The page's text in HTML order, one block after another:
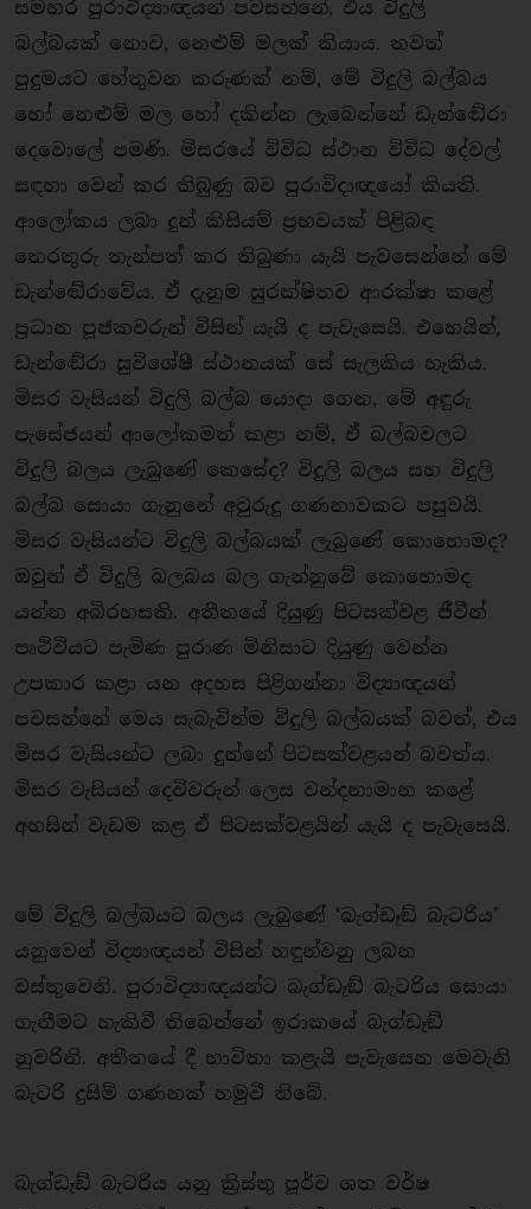
සමහර පුරාවිද්‍යාඥයන් පවසන්නේ, එය විදුලි
බල්බයක් නොව, නෙළුම් මලක් කියාය. තවත්
පුදුමයට හේතුවන කරුණක් නම්, මේ විදුලි බල්බය
හෝ නෙළුම් මල හෝ දකින්න ලැබෙන්නේ ඩැන්ඬේරා
දෙවොලේ පමණි. මිසරයේ විවිධ ස්ථාන විවිධ දේවල්
සඳහා වෙන් කර තිබුණු බව පුරාවිදාඥයෝ කියති.
ආලෝකය ලබා දුන් කිසියම් ප්‍රභවයක් පිළිබඳ
තෙරතුරු තැන්පත් කර තිබුණා යැයි පැවසෙන්නේ මේ
ඩැන්ඬේරාවේය. ඒ දැනුම සුරක්ෂිතව ආරක්ෂා කළේ
ප්‍රධාන පූජකවරුන් විසින් යැයි ද පැවැසෙයි. එහෙයින්,
ඩැන්ඬේරා සුවිශේෂී ස්ථානයක් සේ සැලකිය හැකිය.
මිසර වැසියන් විදුලි බල්බ යොදා ගෙන, මේ අඳුරු
පැසේජයන් ආලෝකමත් කළා නම්, ඒ බල්බවලට
විදුලි බලය ලැබුණේ කෙසේද? විදුලි බලය සහ විදුලි
බල්බ සොයා ගැනුනේ අවුරුදු ගණනාවකට පසුවයි.
මිසර වැසියන්ට විදුලි බල්බයක් ලැබුණේ කොහොමද?
ඔවුන් ඒ විදුලි බලබය බල ගැන්නුවේ කොහොමද
යන්න අබිරහසකි. අතීතයේ දියුණු පිටසක්වළ ජීවීන්
පෘථිවියට පැමිණ පුරාණ මිනිසාට දියුණු වෙන්න
උපකාර කළා යන අදහස පිළිගන්නා විද්‍යාඥයන්
පවසන්නේ මෙය සැබැවින්ම විදුලි බල්බයක් බවත්, එය
මිසර වැසියන්ට ලබා දුන්නේ පිටසක්වළයන් බවත්ය.
මිසර වැසියන් දෙවිවරුන් ලෙස වන්දනාමාන කළේ
අහසින් වැඩම කළ ඒ පිටසක්වළයින් යැයි ද පැවැසෙයි.
මේ විදුලි බල්බයට බලය ලැබුණේ ‘බැග්ඩෑඞ් බැටරිය’
යනුවෙන් විද්‍යාඥයන් විසින් හඳුන්වනු ලබන
වස්තුවෙනි. පුරාවිද්‍යාඥයන්ට බැග්ඩෑඞ් බැටරිය සොයා
ගැනීමට හැකිවී තිබෙන්නේ ඉරාකයේ බැග්ඩෑඞ්
නුවරිනි. අතීතයේ දී භාවිතා කළැයි පැවැසෙන මෙවැනි
බැටරි දුසිම් ගණනක් හමුවී තිබේ.
බැග්ඩෑඞ් බැටරිය යනු ක්‍රිස්තු පූර්ව ශත වර්ෂ